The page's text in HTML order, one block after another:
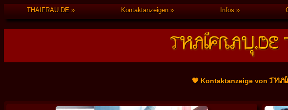
THAIFRAU.DE Kontaktanzeigen Infos
🧡 Kontaktanzeige von